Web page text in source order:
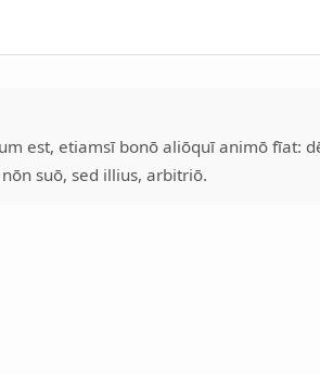
est, etiamsī bonō aliōquī animō fīat:
suō, sed illius, arbitriō.